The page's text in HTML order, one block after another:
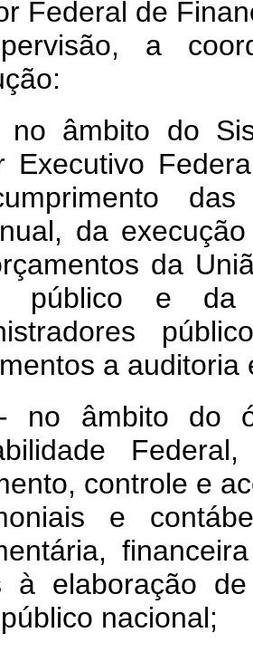
Federal de
a
âmbito do
Executivo
da
da
público e da
a auditoria
no âmbito do
controle e
e
à elaboração
nacional;